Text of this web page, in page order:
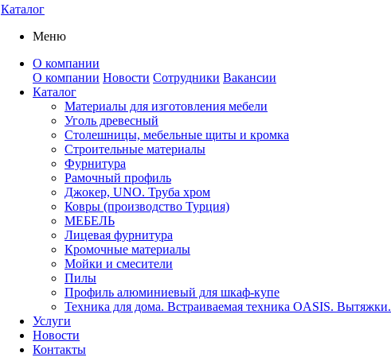
Каталог
Меню
О компании
О компании Новости Сотрудники Вакансии
Каталог
Материалы для изготовления мебели
Уголь древесный
Столешницы, мебельные щиты и кромка
Строительные материалы
Фурнитура
Рамочный профиль
Джокер, UNO. Труба хром
Ковры (производство Турция)
МЕБЕЛЬ
Лицевая фурнитура
Кромочные материалы
Мойки и смесители
Пилы
Профиль алюминиевый для шкаф-купе
Техника для дома. Встраиваемая техника OASIS. Вытяжки.
Услуги
Новости
Контакты